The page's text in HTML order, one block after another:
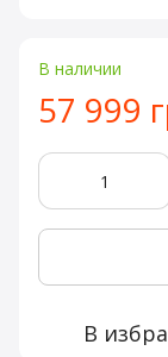
В наличии
57 999
В